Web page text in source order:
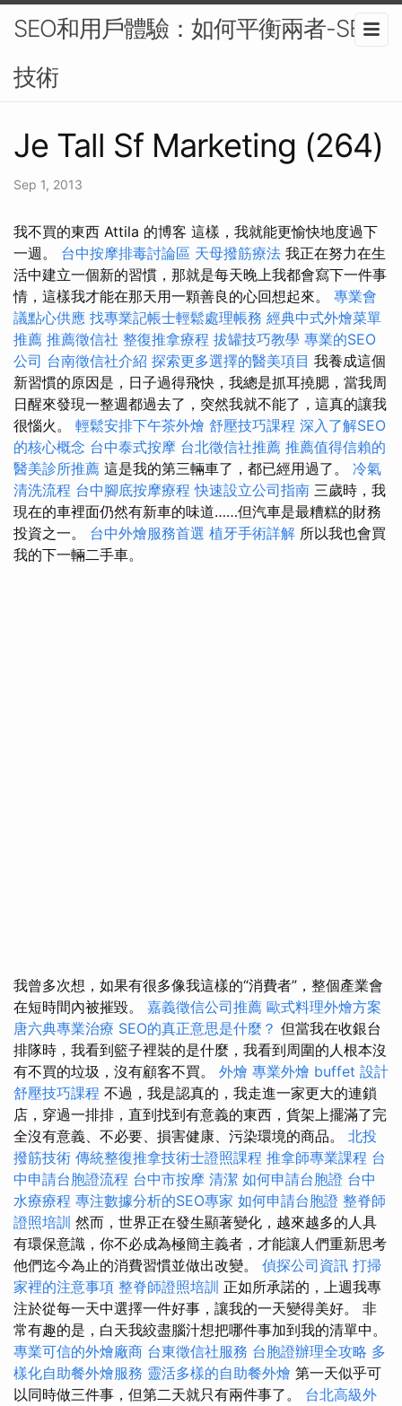
SEO和用戶體驗：如何平衡兩者-SEO
技術
Je Tall Sf Marketing (264)
Sep 1, 2013
我不買的東西 Attila 的博客 這樣，我就能更愉快地度過下
一週。 台中按摩排毒討論區 天母撥筋療法 我正在努力在生
活中建立一個新的習慣，那就是每天晚上我都會寫下一件事
情，這樣我才能在那天用一顆善良的心回想起來。 專業會
議點心供應 找專業記帳士輕鬆處理帳務 經典中式外燴菜單
推薦 推薦徵信社 整復推拿療程 拔罐技巧教學 專業的SEO
公司 台南徵信社介紹 探索更多選擇的醫美項目 我養成這個
新習慣的原因是，日子過得飛快，我總是抓耳撓腮，當我周
日醒來發現一整週都過去了，突然我就不能了，這真的讓我
很惱火。 輕鬆安排下午茶外燴 舒壓技巧課程 深入了解SEO
的核心概念 台中泰式按摩 台北徵信社推薦 推薦值得信賴的
醫美診所推薦 這是我的第三輛車了，都已經用過了。 冷氣
清洗流程 台中腳底按摩療程快速設立公司指南 三歲時，我
現在的車裡面仍然有新車的味道……但汽車是最糟糕的財務
投資之一。 台中外燴服務首選 植牙手術詳解 所以我也會買
我的下一輛二手車。
我曾多次想，如果有很多像我這樣的“消費者”，整個產業會
在短時間內被摧毀。 嘉義徵信公司推薦 歐式料理外燴方案
唐六典專業治療 SEO的真正意思是什麼？ 但當我在收銀台
排隊時，我看到籃子裡裝的是什麼，我看到周圍的人根本沒
有不買的垃圾，沒有顧客不買。 外燴 專業外燴 buffet 設計
舒壓技巧課程 不過，我是認真的，我走進一家更大的連鎖
店，穿過一排排，直到找到有意義的東西，貨架上擺滿了完
全沒有意義、不必要、損害健康、污染環境的商品。 北投
撥筋技術 傳統整復推拿技術士證照課程 推拿師專業課程 台
中申請台胞證流程 台中市按摩 清潔 如何申請台胞證 台中
水療療程 專注數據分析的SEO專家 如何申請台胞證 整脊師
證照培訓 然而，世界正在發生顯著變化，越來越多的人具
有環保意識，你不必成為極簡主義者，才能讓人們重新思考
他們迄今為止的消費習慣並做出改變。 偵探公司資訊 打掃
家裡的注意事項 整脊師證照培訓 正如所承諾的，上週我專
注於從每一天中選擇一件好事，讓我的一天變得美好。 非
常有趣的是，白天我絞盡腦汁想把哪件事加到我的清單中。
專業可信的外燴廠商 台東徵信社服務 台胞證辦理全攻略 多
樣化自助餐外燴服務 靈活多樣的自助餐外燴 第一天似乎可
以同時做三件事，但第二天就只有兩件事了。 台北高級外